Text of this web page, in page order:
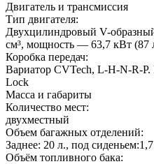
Двигатель и трансмиссия
Тип двигателя:
Двухцилиндровый V-
см³, мощность — 63,7 кВт (87
Коробка передач:
Вариатор CVTech, L-H-N-R-
Lock
Масса и габариты
Количество мест:
двухместный
Объем багажных отделений:
Заднее: 20 л., под
Объём топливного бака: